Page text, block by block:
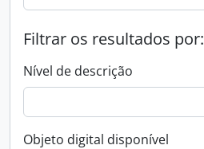
Filtrar os resultados por:
Nível de descrição
Objeto digital disponível